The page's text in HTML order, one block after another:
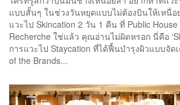
แบบสั้นๆ ในช่วงวันหยุดแบบไม่ต้องบินให้เหนื่อ
แวะไป Skincation 2 วัน 1 คืน ที่ Public House
Recherche ใช่แล้ว คุณอ่านไม่ผิดหรอก นี่คือ
การแวะไป Staycation ที่ได้ฟื้นบำรุงผิวแบบจั
of the Brands...